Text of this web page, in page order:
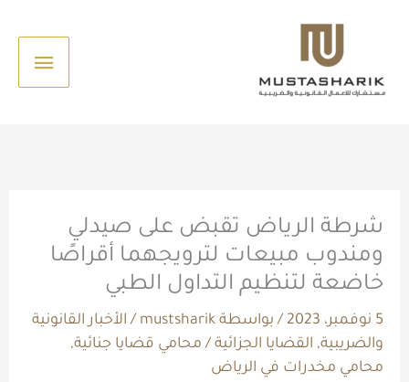
شرطة الرياض تقبض على صيدلي
ومندوب مبيعات لترويجهما أقراصًا
خاضعة لتنظيم التداول الطبي
5 نوفمبر، 2023 / بواسطة mustsharik
/ الأخبار القانونية
والضريبية, القضايا الجزائية/ محامي قضايا جنائية,
محامي مخدرات في الرياض